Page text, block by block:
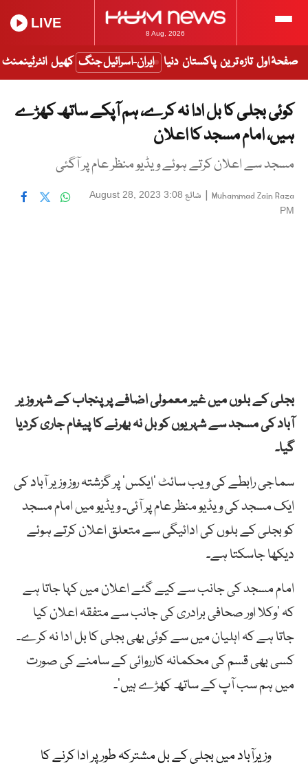
8 Aug, 2026
LIVE
صفحۂ اول تازہ ترین پاکستان دنیا ایران-اسرائیل جنگ کھیل انٹرٹینمنٹ
کوئی بجلی کا بل ادا نہ کرے، ہم آپکے ساتھ کھڑے
ہیں، امام مسجد کا اعلان
مسجد سے اعلان کرتے ہوئے ویڈیو منظر عام پر آگئی
Muhammad Zain Raza
| شائع August 28, 2023 3:08
PM
بجلی کے بلوں میں غیر معمولی اضافے پر پنجاب کے شہر وزیر
آباد کی مسجد سے شہریوں کو بل نہ بھرنے کا پیغام جاری کردیا
گیا۔
سماجی رابطے کی ویب سائٹ ‘ایکس’ پر گزشتہ روز وزیر آباد کی
ایک مسجد کی ویڈیو منظر عام پر آئی۔ ویڈیو میں امام مسجد
کو بجلی کے بلوں کی ادائیگی سے متعلق اعلان کرتے ہوئے
دیکھا جاسکتا ہے۔
امام مسجد کی جانب سے کیے گئے اعلان میں کہا جاتا ہے
کہ ‘وکلا اور صحافی برادری کی جانب سے متفقہ اعلان کیا
جاتا ہے کہ اہلیان میں سے کوئی بھی بجلی کا بل ادا نہ کرے۔
کسی بھی قسم کی محکمانہ کارروائی کے سامنے کی صورت
میں ہم سب آپ کے ساتھ کھڑے ہیں’۔
وزیرآباد میں بجلی کے بل مشترکہ طور پر ادا کرنے کا